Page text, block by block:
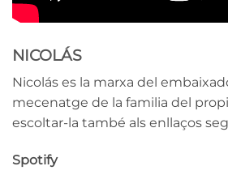
NICOLÁS
Nicolás es la marxa del
mecenatge de la familia del
escoltar-la també als enllaços
Spotify